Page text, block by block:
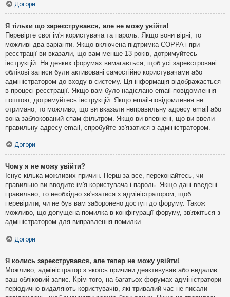
Догори
Я тільки що зареєструвався, але не можу увійти!
Перевірте свої ім'я користувача та пароль. Якщо вони вірні, то
можливі два варіанти. Якщо включена підтримка COPPA і при
реєстрації ви вказали, що вам менше 13 років, дотримуйтесь
інструкцій. На деяких форумах вимагається, щоб усі зареєстровані
облікові записи були активовані самостійно користувачами або
адміністратором до входу в систему. Ця інформація відображається
в процесі реєстрації. Якщо вам було надіслано email-повідомлення
поштою, дотримуйтесь інструкцій. Якщо email-повідомлення не
отримано, то можливо, що ви вказали неправильну адресу email або
вона заблокований спам-фільтром. Якщо ви впевнені, що ви ввели
правильну адресу email, спробуйте зв'язатися з адміністратором.
Догори
Чому я не можу увійти?
Існує кілька можливих причин. Перш за все, переконайтесь, чи
правильно ви вводите ім'я користувача і пароль. Якщо дані введені
правильно, то необхідно зв'язатися з адміністратором, щоб
перевірити, чи не був вам заборонено доступ до форуму. Також
можливо, що допущена помилка в конфігурації форуму, зв'яжіться з
адміністратором для виправлення помилки.
Догори
Я колись зареєструвався, але тепер не можу увійти!
Можливо, адміністратор з якоїсь причини деактивував або видалив
ваш обліковий запис. Крім того, на багатьох форумах адміністратори
періодично видаляють користувачів, які тривалий час не писали